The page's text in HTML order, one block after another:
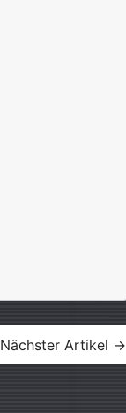
Nächster Artikel →